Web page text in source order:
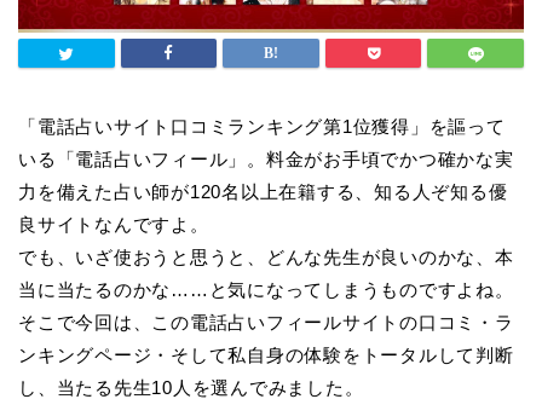
「電話占いサイト口コミランキング第1位獲得」を謳って
いる「電話占いフィール」。料金がお手頃でかつ確かな実
力を備えた占い師が120名以上在籍する、知る人ぞ知る優
良サイトなんですよ。
でも、いざ使おうと思うと、どんな先生が良いのかな、本
当に当たるのかな……と気になってしまうものですよね。
そこで今回は、この電話占いフィールサイトの口コミ・ラ
ンキングページ・そして私自身の体験をトータルして判断
し、当たる先生10人を選んでみました。